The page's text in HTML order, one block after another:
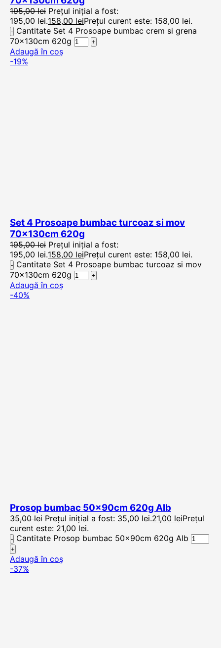
195,00lei Prețul inițial a fost:
195,00 lei.158,00 leiPrețul curent este: 158,00 lei.
Cantitate Set 4 Prosoape bumbac crem si grena
70x130cm 620g
Adaugă în coș
-19%
Set 4 Prosoape bumbac turcoaz si mov
70x130cm 620g
195,00lei Prețul inițial a fost:
195,00 lei.158,00 leiPrețul curent este: 158,00 lei.
Cantitate Set 4 Prosoape bumbac turcoaz si mov
70x130cm 620g
Adaugă în coș
-40%
Prosop bumbac 50x90cm 620g Alb
35,00lei Prețul inițial a fost: 35,00 lei.21,00 leiPrețul
curent este: 21,00 lei.
Cantitate Prosop bumbac 50x90cm 620g Alb
Adaugă în coș
-37%